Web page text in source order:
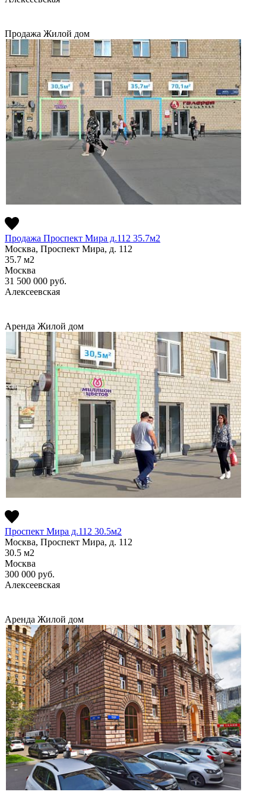
Продажа Жилой дом
Продажа Проспект Мира д.112 35.7м2
Москва, Проспект Мира, д. 112
35.7 м2
Москва
31 500 000 руб.
Алексеевская
Аренда Жилой дом
Проспект Мира д.112 30.5м2
Москва, Проспект Мира, д. 112
30.5 м2
Москва
300 000 руб.
Алексеевская
Аренда Жилой дом